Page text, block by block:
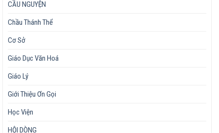
CẦU NGUYỆN
Chầu Thánh Thể
Cơ Sở
Giáo Dục Văn Hoá
Giáo Lý
Giới Thiệu Ơn Gọi
Học Viện
HỘI DÒNG